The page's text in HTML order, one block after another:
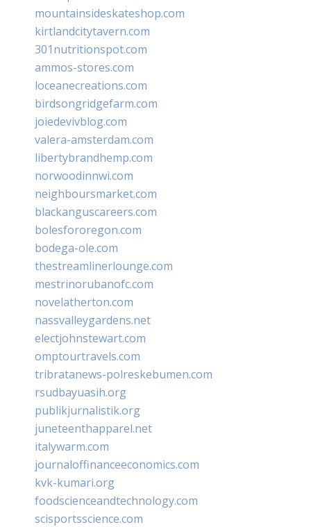
mountainsideskateshop.com
kirtlandcitytavern.com
301nutritionspot.com
ammos-stores.com
loceanecreations.com
birdsongridgefarm.com
joiedevivblog.com
valera-amsterdam.com
libertybrandhemp.com
norwoodinnwi.com
neighboursmarket.com
blackanguscareers.com
bolesfororegon.com
bodega-ole.com
thestreamlinerlounge.com
mestrinorubanofc.com
novelatherton.com
nassvalleygardens.net
electjohnstewart.com
omptourtravels.com
tribratanews-polreskebumen.com
rsudbayuasih.org
publikjurnalistik.org
juneteenthapparel.net
italywarm.com
journaloffinanceeconomics.com
kvk-kumari.org
foodscienceandtechnology.com
scisportsscience.com